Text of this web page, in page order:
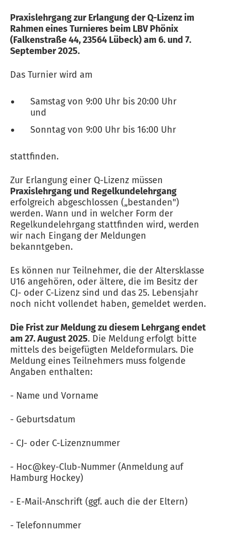
Praxislehrgang zur Erlangung der Q-Lizenz im
Rahmen eines Turnieres beim LBV Phönix
(Falkenstraße 44, 23564 Lübeck) am 6. und 7.
September 2025.
Das Turnier wird am
Samstag von 9:00 Uhr bis 20:00 Uhr
und
Sonntag von 9:00 Uhr bis 16:00 Uhr
stattfinden.
Zur Erlangung einer Q-Lizenz müssen
Praxislehrgang und Regelkundelehrgang
erfolgreich abgeschlossen („bestanden")
werden. Wann und in welcher Form der
Regelkundelehrgang stattfinden wird, werden
wir nach Eingang der Meldungen
bekanntgeben.
Es können nur Teilnehmer, die der Altersklasse
U16 angehören, oder ältere, die im Besitz der
CJ- oder C-Lizenz sind und das 25. Lebensjahr
noch nicht vollendet haben, gemeldet werden.
Die Frist zur Meldung zu diesem Lehrgang endet
am 27. August 2025. Die Meldung erfolgt bitte
mittels des beigefügten Meldeformulars. Die
Meldung eines Teilnehmers muss folgende
Angaben enthalten:
- Name und Vorname
- Geburtsdatum
- CJ- oder C-Lizenznummer
- Hoc@key-Club-Nummer (Anmeldung auf
Hamburg Hockey)
- E-Mail-Anschrift (ggf. auch die der Eltern)
- Telefonnummer